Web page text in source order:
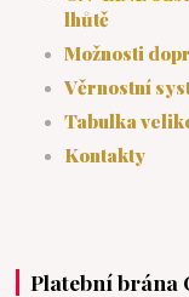
lhůtě
Možnosti
Věrnostní
Tabulka
Kontakty
Platební brána